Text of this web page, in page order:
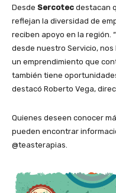
Desde Sercotec destacan
reflejan la diversidad de
reciben apoyo en la región.
desde nuestro Servicio,
un emprendimiento que
también tiene
destacó Roberto Vega,
Quienes deseen conocer
pueden encontrar
@teasterapias.